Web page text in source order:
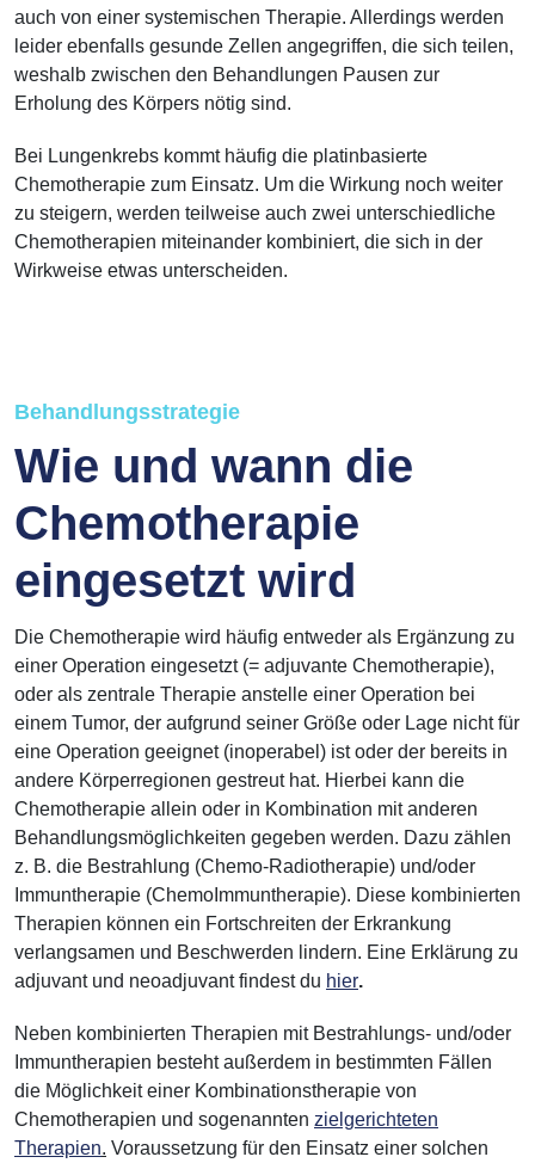
auch von einer systemischen Therapie. Allerdings werden
leider ebenfalls gesunde Zellen angegriffen, die sich teilen,
weshalb zwischen den Behandlungen Pausen zur
Erholung des Körpers nötig sind.
Bei Lungenkrebs kommt häufig die platinbasierte
Chemotherapie zum Einsatz. Um die Wirkung noch weiter
zu steigern, werden teilweise auch zwei unterschiedliche
Chemotherapien miteinander kombiniert, die sich in der
Wirkweise etwas unterscheiden.
Behandlungsstrategie
Wie und wann die
Chemotherapie
eingesetzt wird
Die Chemotherapie wird häufig entweder als Ergänzung zu
einer Operation eingesetzt (= adjuvante Chemotherapie),
oder als zentrale Therapie anstelle einer Operation bei
einem Tumor, der aufgrund seiner Größe oder Lage nicht für
eine Operation geeignet (inoperabel) ist oder der bereits in
andere Körperregionen gestreut hat. Hierbei kann die
Chemotherapie allein oder in Kombination mit anderen
Behandlungsmöglichkeiten gegeben werden. Dazu zählen
z. B. die Bestrahlung (Chemo-Radiotherapie) und/oder
Immuntherapie (Chemo­Immuntherapie). Diese kombinierten
Therapien können ein Fortschreiten der Erkrankung
verlangsamen und Beschwerden lindern. Eine Erklärung zu
adjuvant und neoadjuvant findest du hier.
Neben kombinierten Therapien mit Bestrahlungs- und/oder
Immuntherapien besteht außerdem in bestimmten Fällen
die Möglichkeit einer Kombinationstherapie von
Chemotherapien und sogenannten zielgerichteten
Therapien. Voraussetzung für den Einsatz einer solchen